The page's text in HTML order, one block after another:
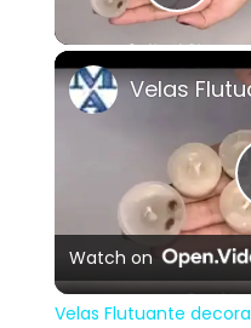
Watch on
Velas Flutuante